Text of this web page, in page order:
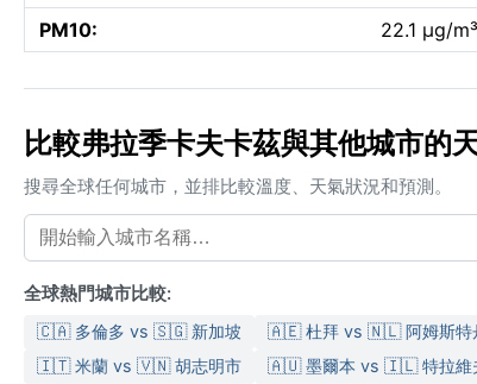
PM10:
22.1 µg/m³
比較弗拉季卡夫卡茲與其他城市的
搜尋全球任何城市，並排比較溫度、天氣狀況和預測。
全球熱門城市比較:
🇨🇦 多倫多 vs 🇸🇬 新加坡 🇦🇪 杜拜 vs 🇳🇱 阿姆斯特
🇮🇹 米蘭 vs 🇻🇳 胡志明市
🇦🇺 墨爾本 vs 🇮🇱 特拉維